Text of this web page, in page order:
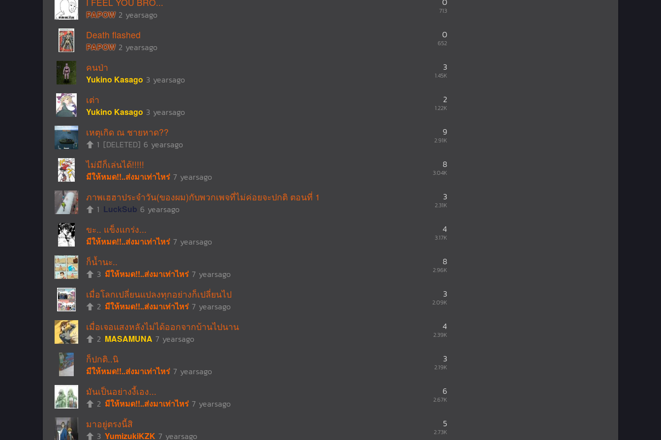
713
PAPOW 2 yearsago
0
652
Death flashed
PAPOW 2 yearsago
3
1.45K
คนป่า
Yukino Kasago 3 yearsago
2
1.22K
เต่า
Yukino Kasago 3 yearsago
9
2.91K
เหตุเกิด ณ ชายหาด??
1 [DELETED] 6 yearsago
8
3.04K
ไม่มีก็เล่นได้!!!!!
มีให้หมด!!..ส่งมาเท่าไหร่ 7 yearsago
3
2.31K
ภาพเฮฮาประจำวัน(ของผม)กับพวกเพจที่ไม่ค่อยจะปกติ ตอนที่ 1
1 LuckSub 6 yearsago
4
3.17K
ขะ.. แข็งแกร่ง...
มีให้หมด!!..ส่งมาเท่าไหร่ 7 yearsago
8
2.96K
ก็น้ำนะ..
3 มีให้หมด!!..ส่งมาเท่าไหร่ 7 yearsago
3
2.09K
เมื่อโลกเปลี่ยนแปลงทุกอย่างก็เปลี่ยนไป
2 มีให้หมด!!..ส่งมาเท่าไหร่ 7 yearsago
4
2.39K
เมื่อเจอแสงหลังไม่ได้ออกจากบ้านไปนาน
2 MASAMUNA 7 yearsago
3
2.19K
ก็ปกติ..นิ
มีให้หมด!!..ส่งมาเท่าไหร่ 7 yearsago
6
2.67K
มันเป็นอย่างงี้เอง...
2 มีให้หมด!!..ส่งมาเท่าไหร่ 7 yearsago
5
2.73K
มาอยู่ตรงนี้สิ
3 YumizukiKZK 7 yearsago